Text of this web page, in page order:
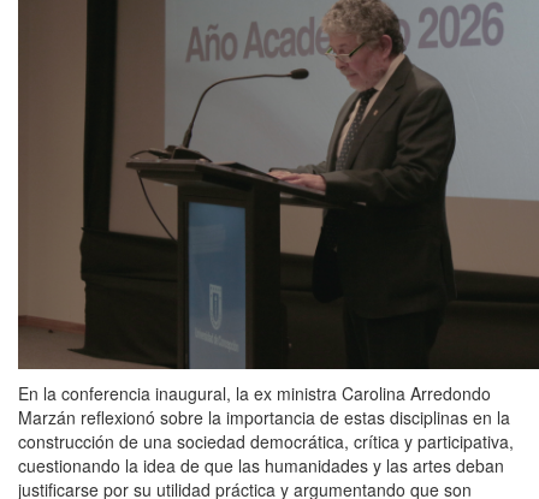
En la conferencia inaugural, la ex ministra Carolina Arredondo
Marzán reflexionó sobre la importancia de estas disciplinas en la
construcción de una sociedad democrática, crítica y participativa,
cuestionando la idea de que las humanidades y las artes deban
justificarse por su utilidad práctica y argumentando que son